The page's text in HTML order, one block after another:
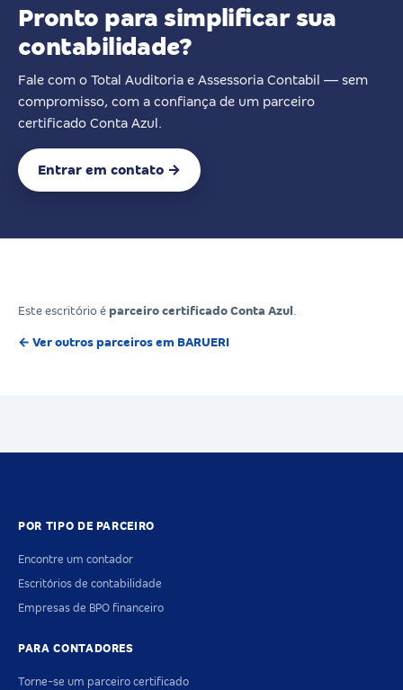
Pronto para simplificar sua
contabilidade?
Fale com o Total Auditoria e Assessoria Contabil — sem
compromisso, com a confiança de um parceiro
certificado Conta Azul.
Entrar em contato →
Este escritório é parceiro certificado Conta Azul
← Ver outros parceiros em BARUERI
POR TIPO DE PARCEIRO
Encontre um contador
Escritórios de contabilidade
Empresas de BPO financeiro
PARA CONTADORES
Torne-se um parceiro certificado